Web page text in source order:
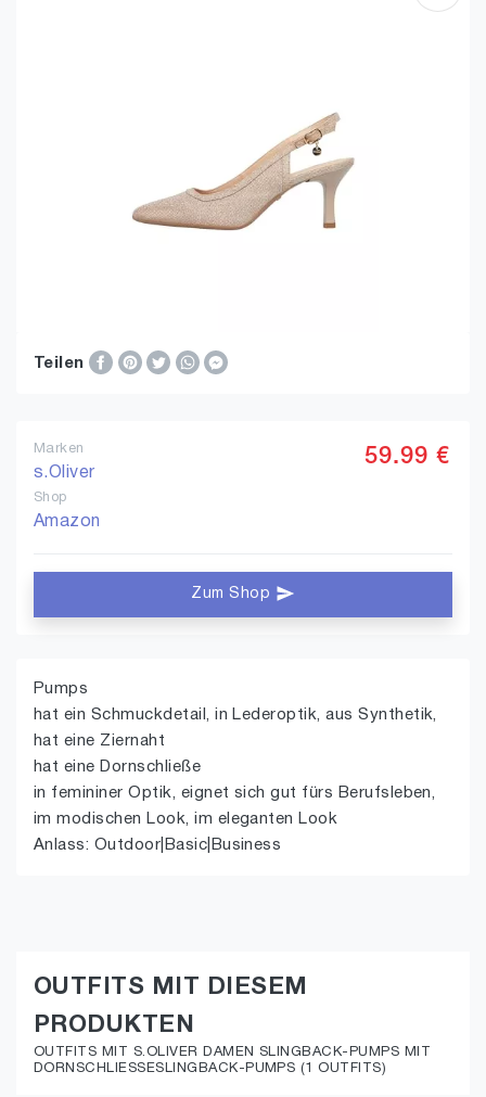
Teilen
Marken
s.Oliver
Shop
Amazon
59.99 €
Zum Shop
Pumps
hat ein Schmuckdetail, in Lederoptik, aus Synthetik,
hat eine Ziernaht
hat eine Dornschließe
in femininer Optik, eignet sich gut fürs Berufsleben,
im modischen Look, im eleganten Look
Anlass: Outdoor|Basic|Business
OUTFITS MIT DIESEM
PRODUKTEN
OUTFITS MIT S.OLIVER DAMEN SLINGBACK-PUMPS MIT
DORNSCHLIESSESLINGBACK-PUMPS (1 OUTFITS)